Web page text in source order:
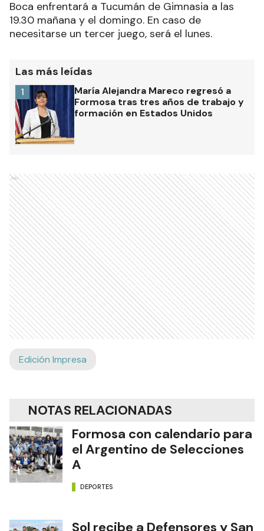
Boca enfrentará a Tucumán de Gimnasia a las
19.30 mañana y el domingo. En caso de
necesitarse un tercer juego, será el lunes.
Las más leídas
María Alejandra Mareco regresó a
Formosa tras tres años de trabajo y
formación en Estados Unidos
1
Ads
Edición Impresa
NOTAS RELACIONADAS
Formosa con calendario para
el Argentino de Selecciones
A
DEPORTES
Sol recibe a Defensores y San